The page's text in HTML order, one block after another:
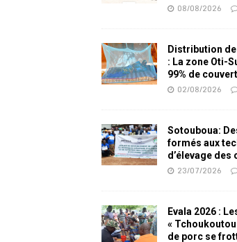
08/08/2026
Distribution
: La zone Oti-
99% de
02/08/2026
Sotouboua:
formés aux
d’élevage des
23/07/2026
Evala 2026 :
«
de porc se